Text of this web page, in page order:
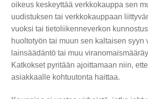
oikeus keskeyttää verkkokauppa sen
uudistuksen tai verkkokauppaan
vuoksi tai tietoliikenneverkon
huoltotyön tai muun sen kaltaisen syyn
lainsäädäntö tai muu
Katkokset pyritään ajoittamaan niin,
asiakkaalle kohtuutonta haittaa.